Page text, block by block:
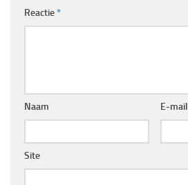
Reactie*
Naam E-mail
Site